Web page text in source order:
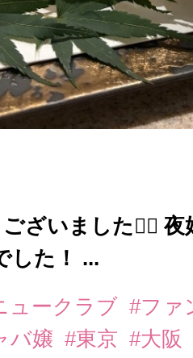
ざいました🙇‍♀️
した！ ...
ュークラブ #ファ
バ嬢 #東京 #大阪